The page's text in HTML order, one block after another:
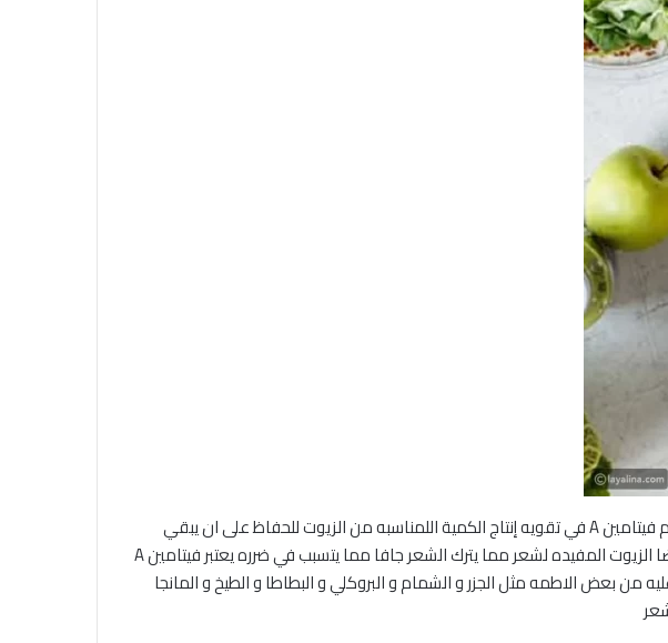
يساعد الزيوت الذي تفرزه فروة الشعر في الحفاظ على صحة الشعر حمايه الشعر من الجفاف كما ان يساهم فيتامين A في تقويه إنتاج الكمية اللمناسبه من الزيوت للحفاظ على ان يبقي
شعر صحي وغير جاف خاصة في ظل استخدام انواع من الشامبو القويه التي تترك الشعر نظيفا لكنها تزيل أيضا الزيوت المفيده لشعر مما يترك الشعر جافا مما يتسبب في ضرره يعتبر فيتامين A
بعض الاطمه مثل الجزر و الشمام و البروكلي و البطاطا و الطيخ و المانجا